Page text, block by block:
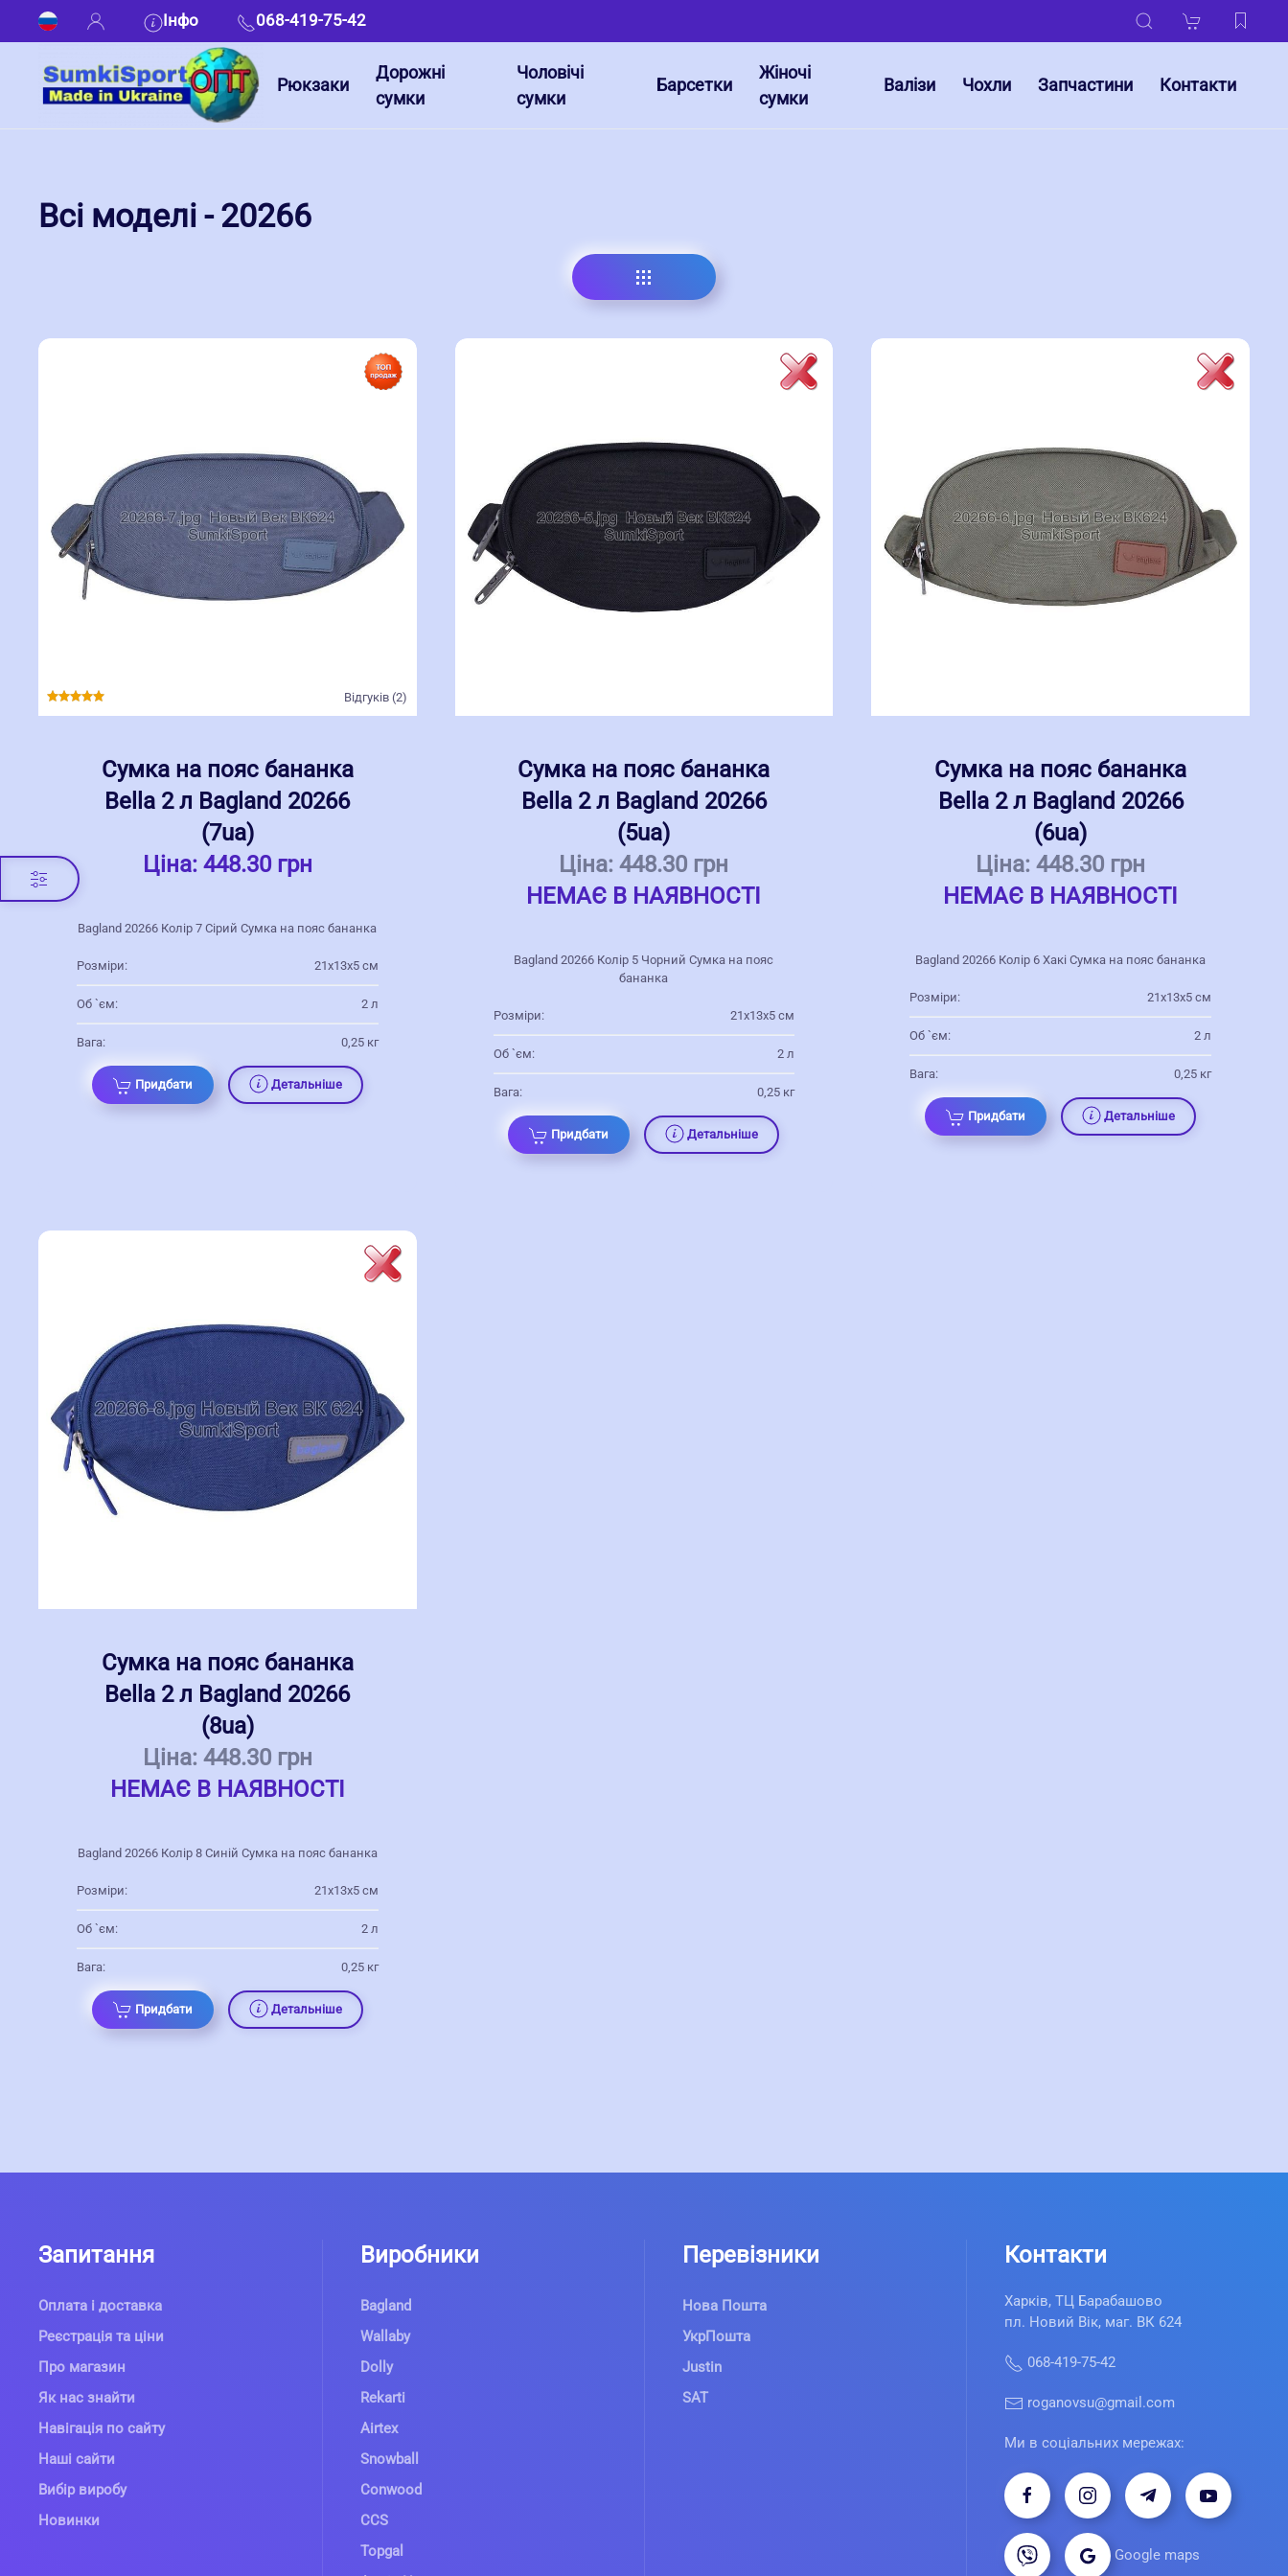
Інфо 068-419-75-42
Рюкзаки
Дорожні
сумки
Чоловічі
сумки
Барсетки
Жіночі
сумки
Валізи Чохли Запчастини Контакти
Всі моделі - 20266
Відгуків (2)
Сумка на пояс бананка
Bella 2 л Bagland 20266
(7ua)
Ціна: 448.30 грн
Bagland 20266 Колір 7 Сірий Сумка на пояс бананка
Розміри: 21х13х5 см
Об `єм: 2 л
Вага: 0,25 кг
Придбати Детальніше
Сумка на пояс бананка
Bella 2 л Bagland 20266
(5ua)
Ціна:448.30 грн
НЕМАЄ В НАЯВНОСТІ
Bagland 20266 Колір 5 Чорний Сумка на пояс
бананка
Розміри: 21х13х5 см
Об `єм: 2 л
Вага: 0,25 кг
Придбати Детальніше
Сумка на пояс бананка
Bella 2 л Bagland 20266
(6ua)
Ціна:448.30 грн
НЕМАЄ В НАЯВНОСТІ
Bagland 20266 Колір 6 Хакі Сумка на пояс бананка
Розміри: 21х13х5 см
Об `єм: 2 л
Вага: 0,25 кг
Придбати Детальніше
Сумка на пояс бананка
Bella 2 л Bagland 20266
(8ua)
Ціна: 448.30 грн
НЕМАЄ В НАЯВНОСТІ
Bagland 20266 Колір 8 Синій Сумка на пояс бананка
Розміри: 21х13х5 см
Об `єм: 2 л
Вага: 0,25 кг
Придбати Детальніше
Запитання
Оплата і доставка
Реєстрація та ціни
Про магазин
Як нас знайти
Навігація по сайту
Наші сайти
Вибір виробу
Новинки
Виробники
Bagland
Wallaby
Dolly
Rekarti
Airtex
Snowball
Conwood
CCS
Topgal
Перевізники
Нова Пошта
УкрПошта
Justin
SAT
Контакти
Харків, ТЦ Барабашово
пл. Новий Вік, маг. ВК 624
068-419-75-42
roganovsu@gmail.com
Ми в соціальних мережах:
Google maps